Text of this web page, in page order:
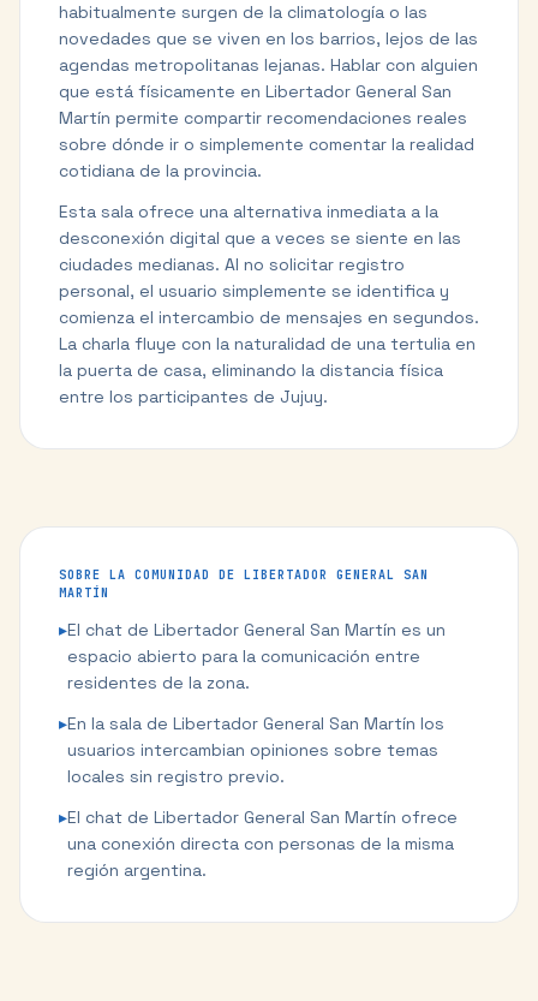
habitualmente surgen de la climatología o las
novedades que se viven en los barrios, lejos de las
agendas metropolitanas lejanas. Hablar con alguien
que está físicamente en Libertador General San
Martín permite compartir recomendaciones reales
sobre dónde ir o simplemente comentar la realidad
cotidiana de la provincia.
Esta sala ofrece una alternativa inmediata a la
desconexión digital que a veces se siente en las
ciudades medianas. Al no solicitar registro
personal, el usuario simplemente se identifica y
comienza el intercambio de mensajes en segundos.
La charla fluye con la naturalidad de una tertulia en
la puerta de casa, eliminando la distancia física
entre los participantes de Jujuy.
SOBRE LA COMUNIDAD DE LIBERTADOR GENERAL SAN
MARTÍN
▸El chat de Libertador General San Martín es un
espacio abierto para la comunicación entre
residentes de la zona.
▸En la sala de Libertador General San Martín los
usuarios intercambian opiniones sobre temas
locales sin registro previo.
▸El chat de Libertador General San Martín ofrece
una conexión directa con personas de la misma
región argentina.